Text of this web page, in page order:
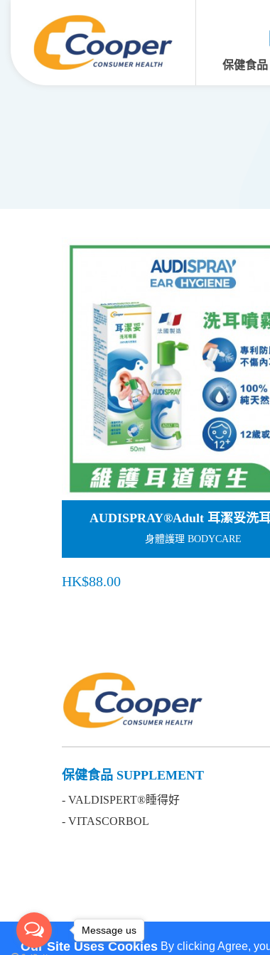
Our Site Uses Cookies By clicking Agree,
We use cookies to ensure you get the best
保健食
AUDISPRAY®Adult 耳潔妥洗
身體護理 BODYCARE
HK$88.00
保健食品 SUPPLEMENT
- VALDISPERT®睡得好
- VITASCORBOL
Message us